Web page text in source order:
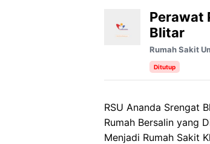
Perawat
Blitar
Rumah Sakit
Ditutup
RSU Ananda Srengat
Rumah Bersalin yang
Menjadi Rumah Sakit